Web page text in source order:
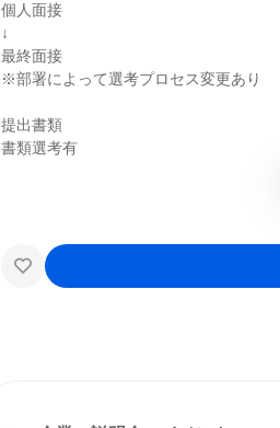
個人面接
↓
最終面接
※部署によって選考プロセス変更あり
提出書類
書類選考有